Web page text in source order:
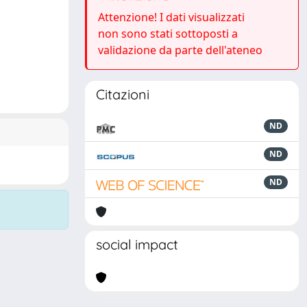
Attenzione! I dati visualizzati
non sono stati sottoposti a
validazione da parte dell'ateneo
Citazioni
ND
ND
ND
social impact